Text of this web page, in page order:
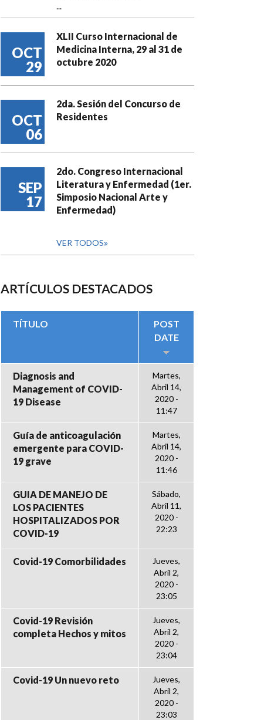
...
OCT
29
XLII Curso Internacional de
Medicina Interna, 29 al 31 de
octubre 2020
OCT
06
2da. Sesión del Concurso de
Residentes
SEP
17
2do. Congreso Internacional
Literatura y Enfermedad (1er.
Simposio Nacional Arte y
Enfermedad)
VER TODOS
ARTÍCULOS DESTACADOS
TÍTULO
POST
DATE
Diagnosis and
Management of COVID-
19 Disease
Martes,
Abril 14,
2020 -
11:47
Guía de anticoagulación
emergente para COVID-
19 grave
Martes,
Abril 14,
2020 -
11:46
GUIA DE MANEJO DE
LOS PACIENTES
HOSPITALIZADOS POR
COVID-19
Sábado,
Abril 11,
2020 -
22:23
Covid-19 Comorbilidades
Jueves,
Abril 2,
2020 -
23:05
Covid-19 Revisión
completa Hechos y mitos
Jueves,
Abril 2,
2020 -
23:04
Covid-19 Un nuevo reto
Jueves,
Abril 2,
2020 -
23:03